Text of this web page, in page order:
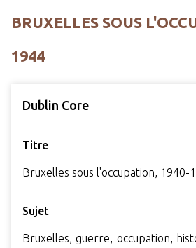
BRUXELLES SOUS
1944
Dublin Core
Titre
Bruxelles sous l'occupation, 1940-
Sujet
Bruxelles, guerre, occupation,